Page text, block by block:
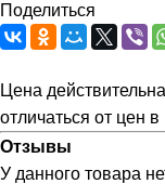
Поделиться
Цена
отличаться от цен
Отзывы
У данного товара